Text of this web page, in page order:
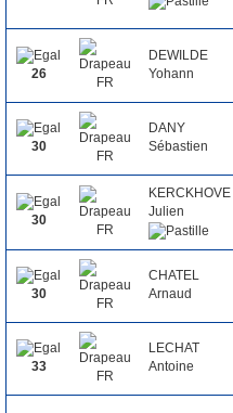
26
DEWILDE
Yohann
30
DANY
Sébastien
30
KERCKHOVE
Julien
30
CHATEL
Arnaud
33
LECHAT
Antoine